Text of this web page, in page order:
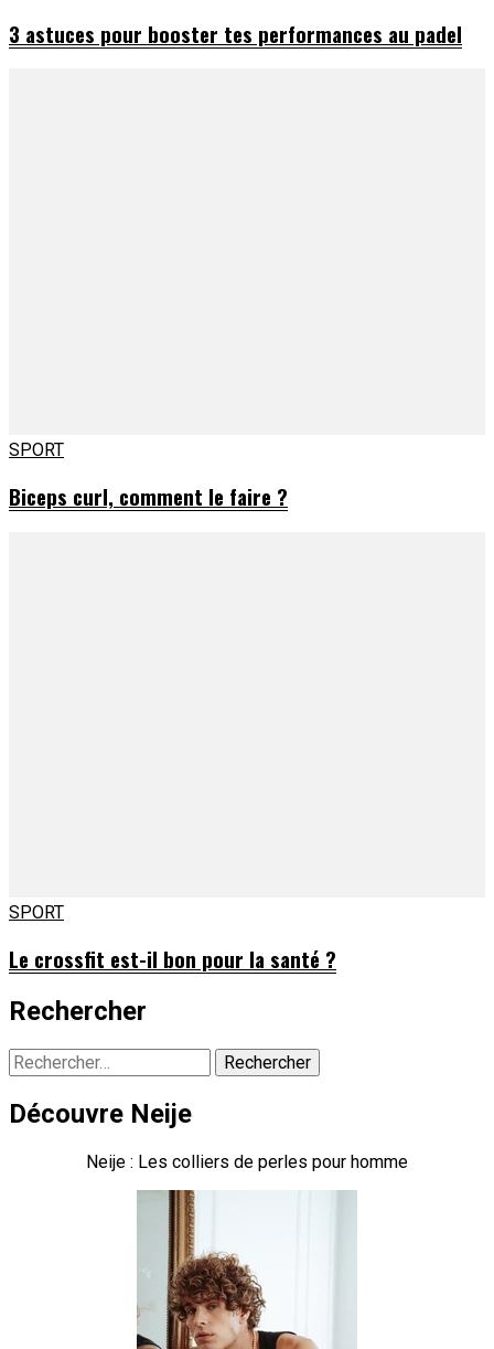
3 astuces pour booster tes performances au padel
SPORT
Biceps curl, comment le faire ?
SPORT
Le crossfit est-il bon pour la santé ?
Rechercher
Rechercher :
Découvre Neije
Neije : Les colliers de perles pour homme